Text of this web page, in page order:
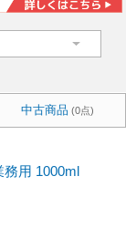
中古商品 (0点)
務用 1000ml